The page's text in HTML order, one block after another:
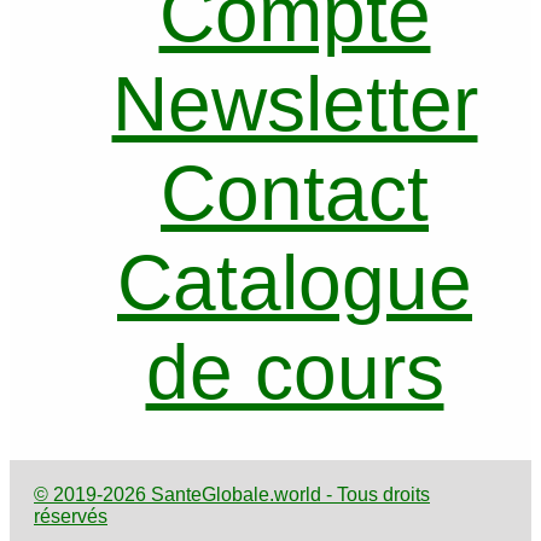
Newsletter
Contact
Catalogue
de cours
© 2019-2026 SanteGlobale.world - Tous droits
réservés